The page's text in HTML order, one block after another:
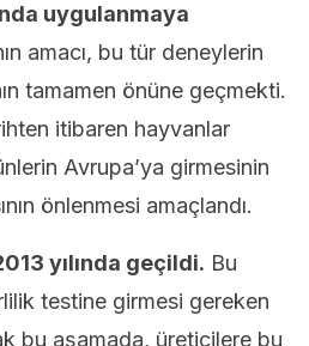
uygulanmaya
amacı, bu tür deneylerin
tamamen önüne geçmekti.
itibaren hayvanlar
Avrupa’ya girmesinin
önlenmesi amaçlandı.
yılında geçildi. Bu
testine girmesi gereken
bu aşamada, üreticilere bu